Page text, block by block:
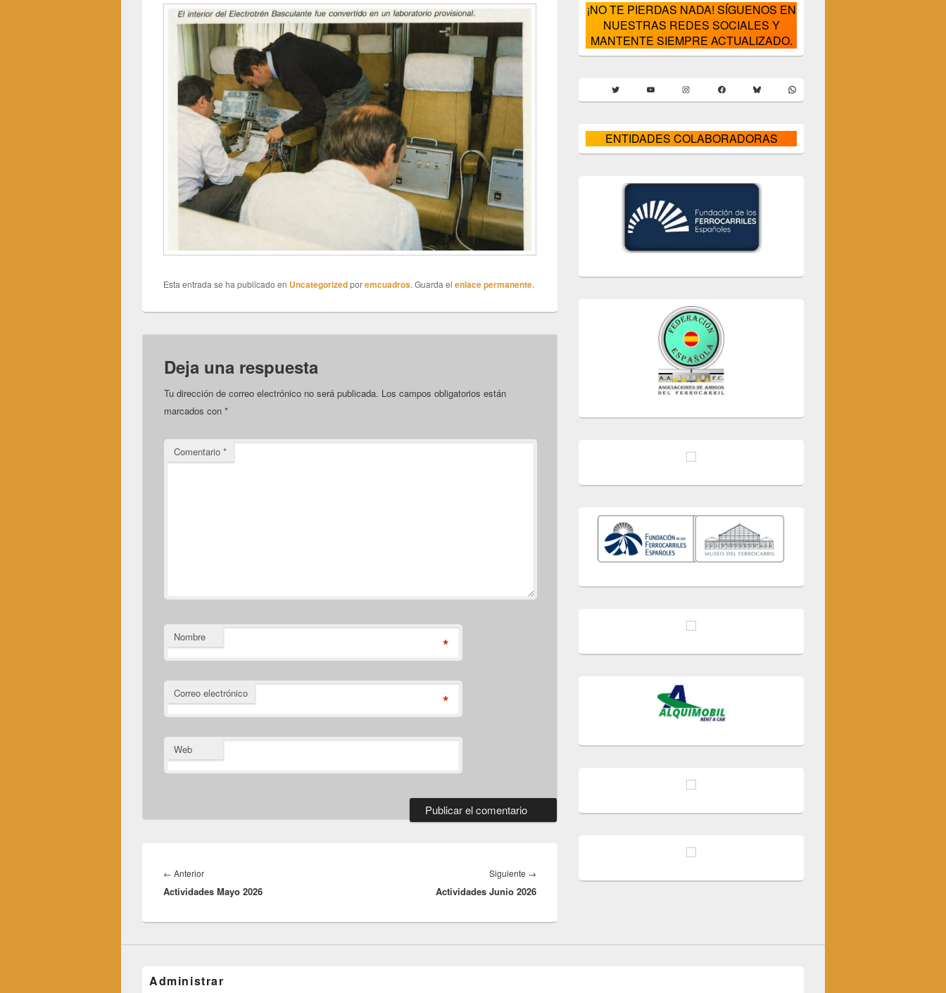
Esta entrada se ha publicado en Uncategorizedporemcuadros. Guarda el enlace permanente.
Deja una respuesta
Tu dirección de correo electrónico no será publicada. Los campos obligatorios están
marcados con *
Comentario *
Nombre *
Correo electrónico *
Web
de
entradas
← AnteriorEntrada
anterior:
Actividades Mayo 2026
Siguiente →
siguiente:
Actividades Junio 2026
¡NO TE PIERDAS NADA! SÍGUENOS EN
NUESTRAS REDES SOCIALES Y
MANTENTE SIEMPRE ACTUALIZADO.
Twitter YouTube InstagramFacebookBluesky WhatsApp
ENTIDADES COLABORADORAS
Administrar